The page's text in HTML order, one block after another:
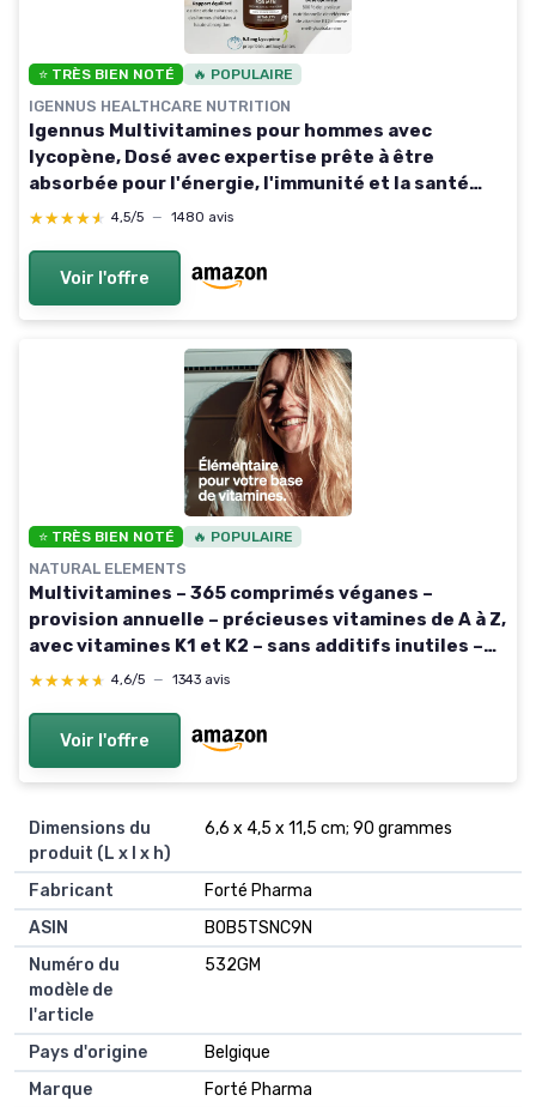
⭐ TRÈS BIEN NOTÉ 🔥 POPULAIRE
IGENNUS HEALTHCARE NUTRITION
Igennus Multivitamines pour hommes avec
lycopène, Dosé avec expertise prête à être
absorbée pour l'énergie, l'immunité et la santé
cardiaque, libération prolongée, vitamines B
★★★★★
★★★★★ 4,5/5 — 1480 avis
Voir l'offre
⭐ TRÈS BIEN NOTÉ 🔥 POPULAIRE
NATURAL ELEMENTS
Multivitamines – 365 comprimés véganes –
provision annuelle – précieuses vitamines de A à Z,
avec vitamines K1 et K2 – sans additifs inutiles –
produit et contrôlé en laboratoire en Allemagne
★★★★★
★★★★★ 4,6/5 — 1343 avis
Voir l'offre
Dimensions du
produit (L x l x h)
6,6 x 4,5 x 11,5 cm; 90 grammes
Fabricant
Forté Pharma
ASIN
B0B5TSNC9N
Numéro du
modèle de
l'article
532GM
Pays d'origine
Belgique
Marque
Forté Pharma